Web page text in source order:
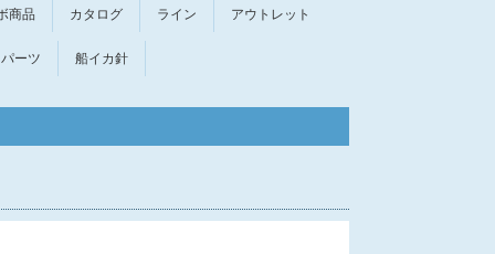
商品 カタログ ライン アウトレット
パーツ 船イカ針